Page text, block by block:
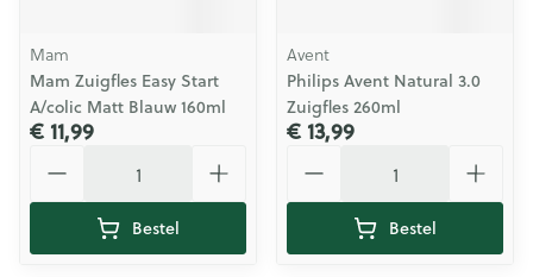
Mam
Mam Zuigfles Easy Start
A/colic Matt Blauw 160ml
€ 11,99
Bestel
Avent
Philips Avent Natural 3.0
Zuigfles 260ml
€ 13,99
Bestel